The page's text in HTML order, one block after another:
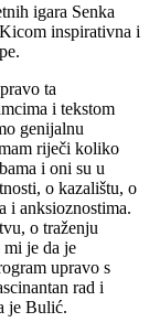
igara Senka
inspirativna i
ta
i tekstom
genijalnu
riječi koliko
i oni su u
o kazalištu, o
i anksioznostima.
o traženju
je da je
upravo s
rad i
je Bulić.